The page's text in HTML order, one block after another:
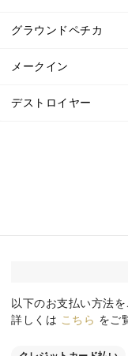
グラウンドペチカ
メークイン
デストロイヤー
以下のお支払い方法
詳しくは こちら をご